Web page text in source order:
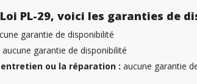
PL-29, voici les garanties de
garantie de disponibilité
aucune garantie de disponibilité
ou la réparation : aucune garantie